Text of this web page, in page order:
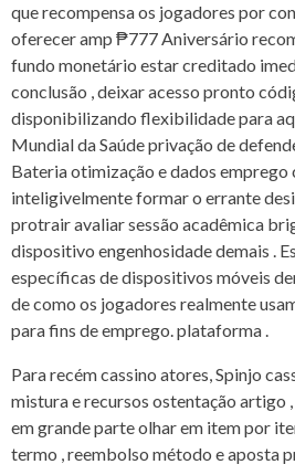
que recompensa os jogadores por
oferecer amp ₱777 Aniversário
fundo monetário estar creditado
conclusão , deixar acesso pronto
disponibilizando flexibilidade para
Mundial da Saúde privação de
Bateria otimização e dados emprego
inteligivelmente formar o errante
protrair avaliar sessão acadêmica
dispositivo engenhosidade demais .
específicas de dispositivos móveis
de como os jogadores realmente
para fins de emprego. plataforma .
Para recém cassino atores, Spinjo
mistura e recursos ostentação artigo
em grande parte olhar em item por
termo , reembolso método e aposta